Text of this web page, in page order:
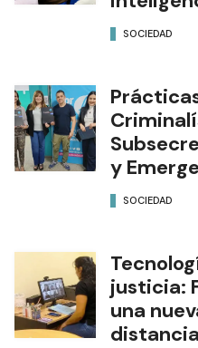
SOCIEDAD
y
SOCIEDAD
justicia:
una
distancia